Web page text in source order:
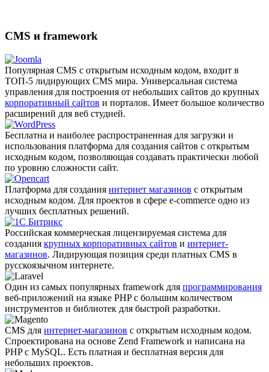
CMS и framework
Популярная CMS с открытым исходным кодом, входит в
ТОП-5 лидирующих CMS мира. Универсальная система
управления для построения от небольших сайтов до крупных
корпоративный сайтов и порталов. Имеет большое количество
расширений для веб студией.
Бесплатна и наиболее распро­страненная для загрузки и
использования платформа для создания сайтов с открытым
исходным кодом, позволяющая создавать практически любой
по уровню сложности сайт.
Платформа для создания интернет магазинов с открытым
исходным кодом. Для проектов в сфере e-commerce одно из
лучших бесплатных решений.
Российская коммерческая лицензируемая система для
создания крупных корпоративных сайтов и интернет-
магазинов. Лидирующая позиция среди платных CMS в
русскоязычном интернете.
Один из самых популярных framework для программирования
веб-приложений на языке PHP с большим количеством
инструментов и библиотек для быстрой разработки.
CMS для интернет-магазинов с открытым исходным кодом.
Спроектирована на основе Zend Framework и написана на
PHP с MySQL. Есть платная и бесплатная версия для
небольших проектов.